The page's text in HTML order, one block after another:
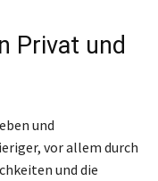
Privat und
und
vor allem durch
und die